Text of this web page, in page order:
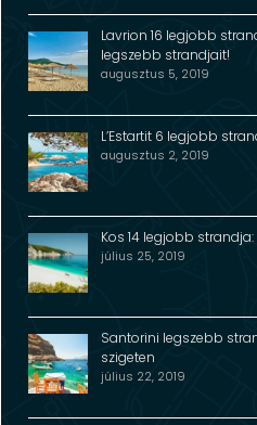
Lavrion 16 legjobb strandja: Fedezze fel az Égei-tenger
legszebb strandjait!
augusztus 5, 2019
L’Estartit 6 legjobb
augusztus 2, 2019
Kos 14 legjobb
július 25, 2019
Santorini legszebb strandjai: A 16 legszebb fürdőhely a
szigeten
július 22, 2019